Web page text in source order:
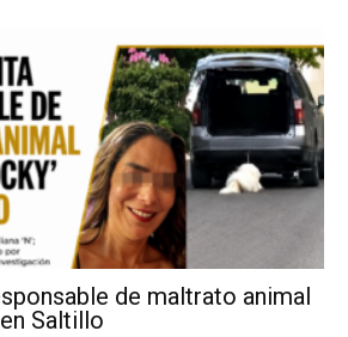
de maltrato animal
Saltillo